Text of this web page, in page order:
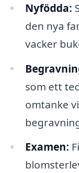
Nyfödda:
den nya
vacker
som ett
omtanke
Examen: